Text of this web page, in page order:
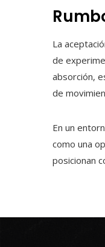
La
de
absorción,
de
En un
como una
posicionan